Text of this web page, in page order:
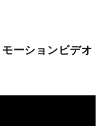
ーションビデオ